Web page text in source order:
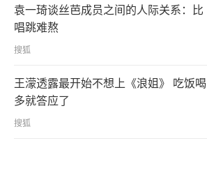
袁一琦谈丝芭成员之间的人际关系：比
唱跳难熬
搜狐
王濛透露最开始不想上《浪姐》 吃饭喝
多就答应了
搜狐